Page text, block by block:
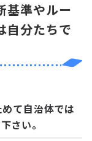
基準やルー
自分たちで
て自治体では
さい。